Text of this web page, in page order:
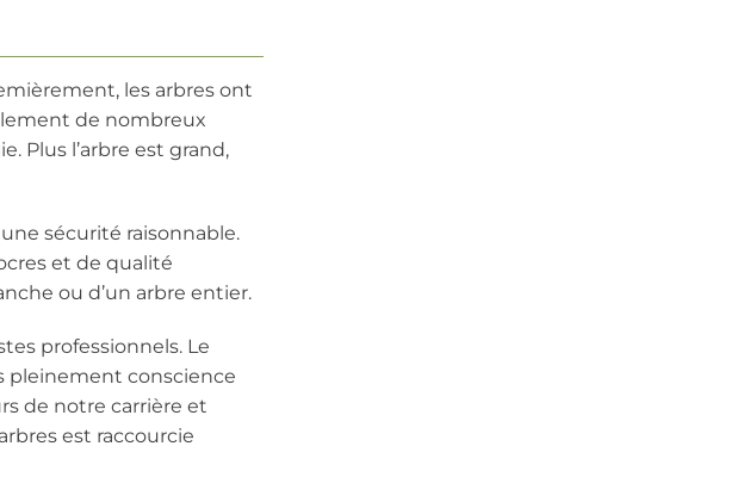
les arbres ont
de nombreux
Plus l’arbre est grand,
sécurité raisonnable.
et de qualité
ou d’un arbre entier.
professionnels. Le
pleinement conscience
de notre carrière et
est raccourcie